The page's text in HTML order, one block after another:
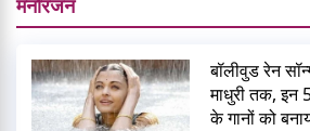
बॉलीवुड रेन
माधुरी तक, इन
के गानों को